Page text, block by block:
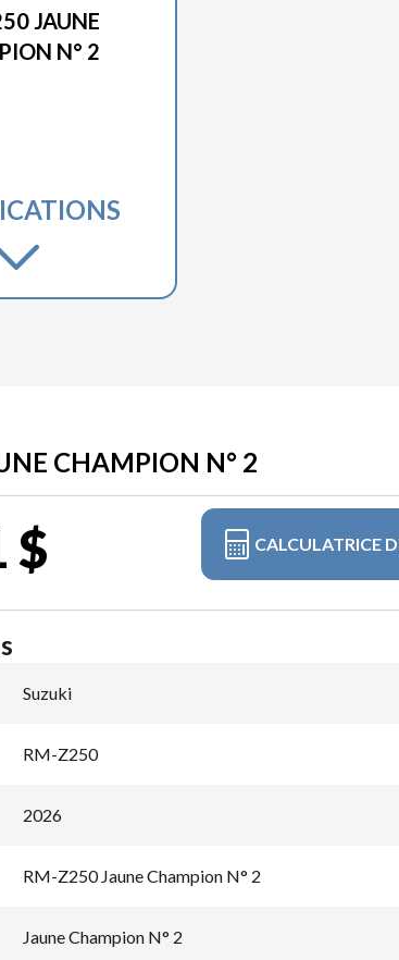
JAUNE
N° 2
CHAMPION N° 2
$ CALCULATRICE
Suzuki
RM-Z250
2026
RM-Z250 Jaune Champion N° 2
Jaune Champion N° 2